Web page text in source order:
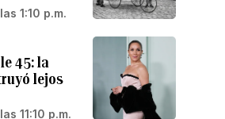
1:10 p.m.
45: la
lejos
11:10 p.m.